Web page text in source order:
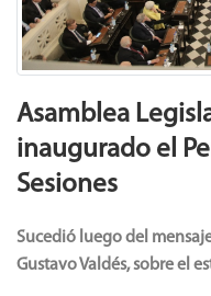
Asamblea
inaugurado el
Sesiones
Sucedió luego del
Gustavo Valdés, sobre el